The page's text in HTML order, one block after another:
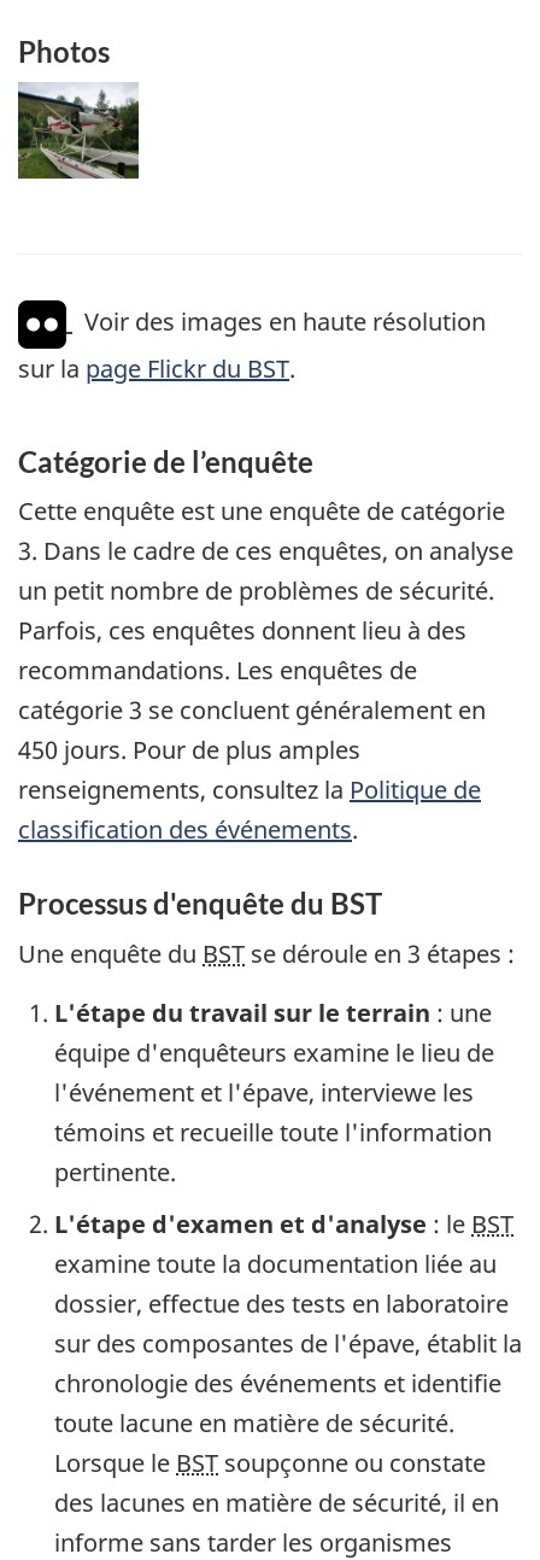
Photos
Image
Voir des images en haute résolution
sur la page Flickr du BST.
Catégorie de l’enquête
Cette enquête est une enquête de catégorie
3. Dans le cadre de ces enquêtes, on analyse
un petit nombre de problèmes de sécurité.
Parfois, ces enquêtes donnent lieu à des
recommandations. Les enquêtes de
catégorie 3 se concluent généralement en
450 jours. Pour de plus amples
renseignements, consultez la Politique de
classification des événements.
Processus d'enquête du BST
Une enquête du BST se déroule en 3 étapes :
L'étape du travail sur le terrain : une
équipe d'enquêteurs examine le lieu de
l'événement et l'épave, interviewe les
témoins et recueille toute l'information
pertinente.
L'étape d'examen et d'analyse : le BST
examine toute la documentation liée au
dossier, effectue des tests en laboratoire
sur des composantes de l'épave, établit la
chronologie des événements et identifie
toute lacune en matière de sécurité.
Lorsque le BST soupçonne ou constate
des lacunes en matière de sécurité, il en
informe sans tarder les organismes